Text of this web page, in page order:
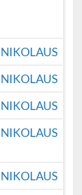
NIKOLAUS
NIKOLAUS
NIKOLAUS
NIKOLAUS
NIKOLAUS